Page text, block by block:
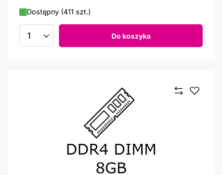
Dostępny (411 szt.)
Ilość produktów Do koszyka